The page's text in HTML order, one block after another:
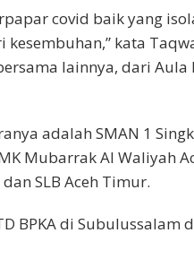
covid baik yang
kata
lainnya, dari Aula
adalah SMAN 1
Mubarrak Al Waliyah
SLB Aceh Timur.
BPKA di Subulussalam